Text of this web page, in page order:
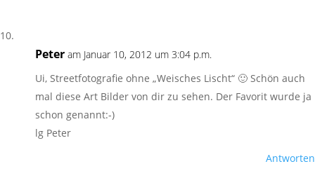
Peter am Januar 10, 2012 um 3:04 p.m.
Ui, Streetfotografie ohne „Weisches Lischt“ 🙂 Schön auch
mal diese Art Bilder von dir zu sehen. Der Favorit wurde ja
schon genannt:-)
lg Peter
Antworten